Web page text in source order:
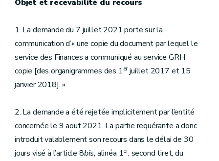
Objet et recevabilité du recours
1. La demande du 7 juillet 2021 porte sur la
communication d’« une copie du document par lequel le
service des Finances a communiqué au service GRH
copie [des organigrammes des 1erjuillet 2017 et 15
janvier 2018]. »
2. La demande a été rejetée implicitement par l’entité
concernée le 9 aout 2021. La partie requérante a donc
introduit valablement son recours dans le délai de 30
jours visé à l’article 8bis, alinéa 1er, second tiret, du